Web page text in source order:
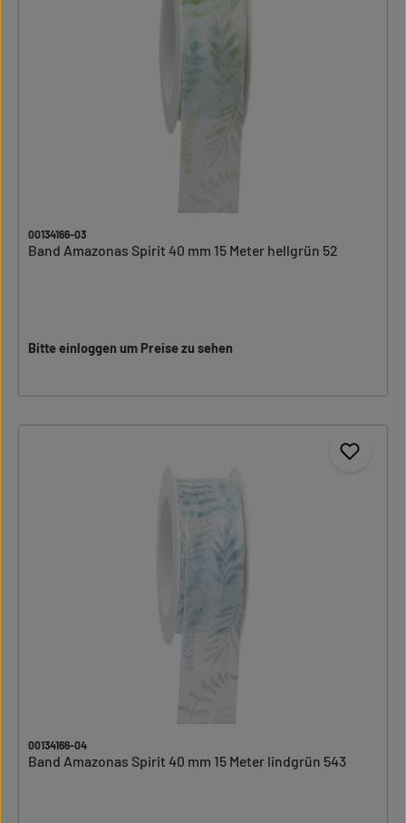
00134166-03
Band Amazonas Spirit 40 mm 15 Meter hellgrün 52
Bitte einloggen um Preise zu sehen
00134166-04
Band Amazonas Spirit 40 mm 15 Meter lindgrün 543